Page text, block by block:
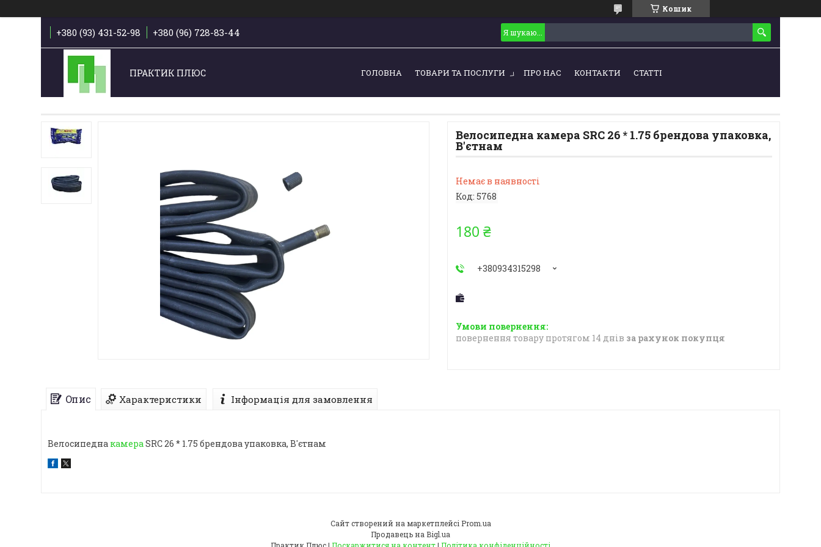
Кошик
+380 (93) 431-52-98 +380 (96) 728-83-44
ПРАКТИК ПЛЮС ГОЛОВНА ТОВАРИ ТА ПОСЛУГИ ПРО НАС КОНТАКТИ СТАТТІ
Велосипедна камера SRC 26 * 1.75 брендова упаковка,
В'єтнам
Немає в наявності
Код: 5768
180 ₴
+380934315298
повернення товару протягом 14 днів за рахунок покупця
Опис Характеристики Інформація для замовлення
Велосипедна камераSRC 26 * 1.75 брендова упаковка, В'єтнам
Сайт створений на маркетплейсі Prom.ua
Продавець на Bigl.ua